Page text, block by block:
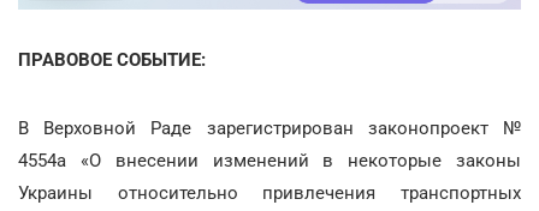
ПРАВОВОЕ СОБЫТИЕ:
В Верховной Раде зарегистрирован законопроект №
4554а «О внесении изменений в некоторые законы
Украины относительно привлечения транспортных